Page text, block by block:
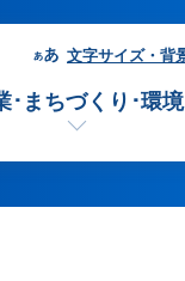
文字サイズ・背
･まちづくり･環境